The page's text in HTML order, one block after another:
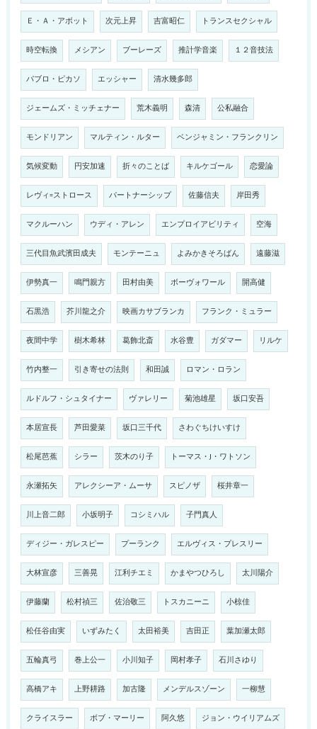
Ｅ・Ａ・アボット 次元上昇 吉富昭仁 トランスセクシャル
時空転換 メシアン ブーレーズ 推計学音楽 １２音技法
パブロ・ピカソ エッシャー 清水幾多郎
ジェームズ・ミッチェナー 荒木義明 森清 公私融合
モンドリアン マルティン・ルター ベンジャミン・フランクリン
気候変動 円安加速 折々のことば キルケゴール 恋愛論
レヴィ=ストロース パートナーシップ 佐藤信夫 岸田秀
マクルーハン ウディ・アレン エンプロイアビリティ 空海
三代目魚武濱田成夫 モンテーニュ よみかきそろばん 遠藤滋
伊勢真一 鳴門親方 田村由美 ボーヴォワール 開高健
石黒浩 芥川龍之介 映画カサブランカ フランク・ミュラー
夜間中学 樹木希林 葛飾北斎 水谷豊 ガダマー リルケ
竹内整一 引き寄せの法則 和田誠 ロマン・ロラン
ルドルフ・シュタイナー ヴァレリー 菊池雄星 坂口安吾
本居宣長 芦田愛菜 坂口三千代 さわぐちけいすけ
松尾芭蕉 シラー 茨木のり子 トーマス・J・ワトソン
永瀬拓矢 アレクシーア・ムーサ スピノザ 桜井章一
川上音二郎 小坂明子 コシミハル 子門真人
ディジー・ガレスピー プーランク エルヴィス・プレスリー
大林宣彦 三善晃 江利チエミ かまやつひろし 太川陽介
伊藤蘭 松村禎三 佐治敬三 トスカニーニ 小椋佳
松任谷由実 いずみたく 太田裕美 吉田正 葉加瀬太郎
五輪真弓 巻上公一 小川知子 岡村孝子 石川さゆり
高橋アキ 上野耕路 加古隆 メンデルスゾーン 一柳慧
クライスラー ボブ・マーリー 阿久悠 ジョン・ウイリアムズ